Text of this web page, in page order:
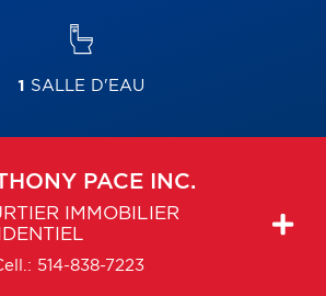
1 SALLE D'EAU
PACE INC.
IMMOBILIER
514-838-7223